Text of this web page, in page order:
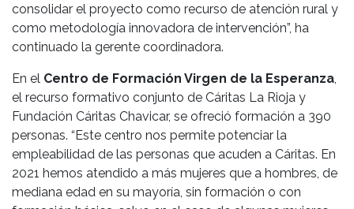
consolidar el proyecto como recurso de atención rural y
como metodología innovadora de intervención”, ha
continuado la gerente coordinadora.
En el Centro de Formación Virgen de la Esperanza
el recurso formativo conjunto de Cáritas La Rioja y
Fundación Cáritas Chavicar, se ofreció formación a 390
personas. “Este centro nos permite potenciar la
empleabilidad de las personas que acuden a Cáritas. En
2021 hemos atendido a más mujeres que a hombres, de
mediana edad en su mayoría, sin formación o con